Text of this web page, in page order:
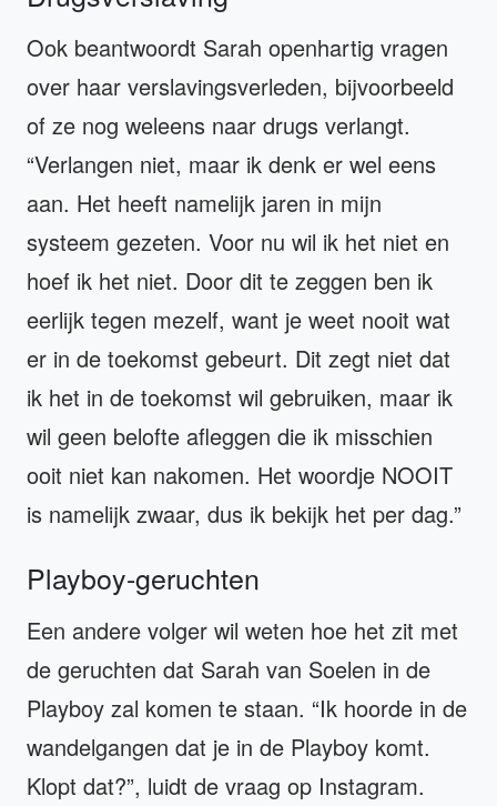
Ook beantwoordt Sarah openhartig vragen
over haar verslavingsverleden, bijvoorbeeld
of ze nog weleens naar drugs verlangt.
“Verlangen niet, maar ik denk er wel eens
aan. Het heeft namelijk jaren in mijn
systeem gezeten. Voor nu wil ik het niet en
hoef ik het niet. Door dit te zeggen ben ik
eerlijk tegen mezelf, want je weet nooit wat
er in de toekomst gebeurt. Dit zegt niet dat
ik het in de toekomst wil gebruiken, maar ik
wil geen belofte afleggen die ik misschien
ooit niet kan nakomen. Het woordje NOOIT
is namelijk zwaar, dus ik bekijk het per dag.”
Playboy-geruchten
Een andere volger wil weten hoe het zit met
de geruchten dat Sarah van Soelen in de
Playboy zal komen te staan. “Ik hoorde in de
wandelgangen dat je in de Playboy komt.
Klopt dat?”, luidt de vraag op Instagram.